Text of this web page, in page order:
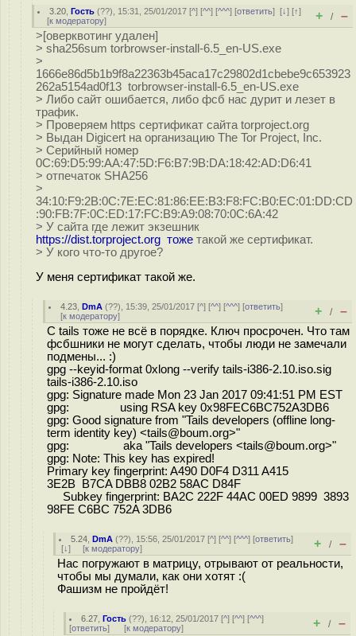
3.20 ,Гость (??), 15:31, 25/01/2017 [^] [^^] [^^^] [ответить][↓] [↑]
[к модератору] + / –
>[оверквотинг удален]
> sha256sum torbrowser-install-6.5_en-US.exe
>
1666e86d5b1b9f8a22363b45aca17c29802d1cbebe9c653923
262a5154ad0f13 torbrowser-install-6.5_en-US.exe
> Либо сайт ошибается, либо фсб нас дурит и лезет в
трафик.
> Проверяем https сертификат сайта torproject.org
> Выдан Digicert на организацию The Tor Project, Inc.
> Серийный номер
0C:69:D5:99:AA:47:5D:F6:B7:9B:DA:18:42:AD:D6:41
> отпечаток SHA256
>
34:10:F9:2B:0C:7E:EC:81:86:EE:B3:F8:FC:B0:EC:01:DD:CD
:90:FB:7F:0C:ED:17:FC:B9:A9:08:70:0C:6A:42
> У сайта где лежит экзешник
https://dist.torproject.org тоже такой же сертификат.
> У кого что-то другое?
У меня сертификат такой же.
4.23 ,DmA (??), 15:39, 25/01/2017 [^] [^^] [^^^] [ответить]
[к модератору] + / –
С tails тоже не всё в порядке. Ключ просрочен. Что там
фсбшники не могут сделать, чтобы люди не замечали
подмены... :)
gpg --keyid-format 0xlong --verify tails-i386-2.10.iso.sig
tails-i386-2.10.iso
gpg: Signature made Mon 23 Jan 2017 09:41:51 PM EST
gpg: using RSA key 0x98FEC6BC752A3DB6
gpg: Good signature from "Tails developers (offline long-
term identity key) <tails@boum.org>"
gpg: aka "Tails developers <tails@boum.org>"
gpg: Note: This key has expired!
Primary key fingerprint: A490 D0F4 D311 A415
3E2B B7CA DBB8 02B2 58AC D84F
Subkey fingerprint: BA2C 222F 44AC 00ED 9899 3893
98FE C6BC 752A 3DB6
5.24 ,DmA (??), 15:56, 25/01/2017 [^] [^^] [^^^] [ответить]
[↓] [к модератору] + / –
Нас погружают в матрицу, отрывают от реальности,
чтобы мы думали, как они хотят :(
Фашизм не пройдёт!
6.27 ,Гость (??), 16:12, 25/01/2017 [^] [^^] [^^^]
[ответить] [к модератору] + / –